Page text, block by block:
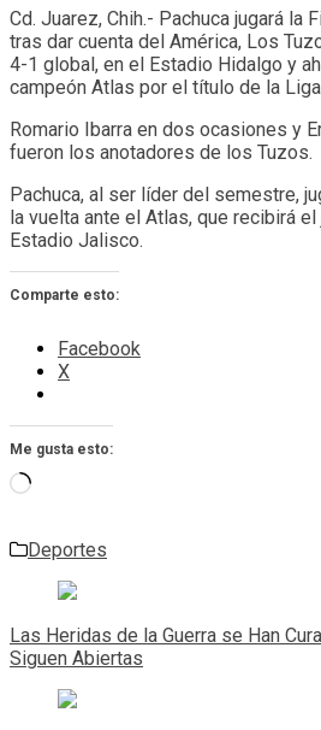
Cd. Juarez, Chih.- Pachuca jugará la
tras dar cuenta del América, Los
4-1 global, en el Estadio Hidalgo y
campeón Atlas por el título de la
Romario Ibarra en dos ocasiones y
fueron los anotadores de los Tuzos.
Pachuca, al ser líder del semestre,
la vuelta ante el Atlas, que recibirá
Estadio Jalisco.
Comparte esto:
Facebook
X
Me gusta esto:
Cargando...
Deportes
Navegación
de
entradas
Las Heridas de la Guerra se Han
Siguen Abiertas